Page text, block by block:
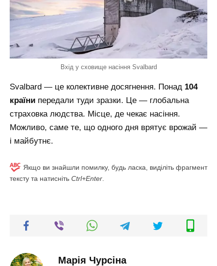
Вхід у сховище насіння Svalbard
Svalbard — це колективне досягнення. Понад 104
країни передали туди зразки. Це — глобальна
страховка людства. Місце, де чекає насіння.
Можливо, саме те, що одного дня врятує врожай —
і майбутнє.
Якщо ви знайшли помилку, будь ласка, виділіть фрагмент
тексту та натисніть Ctrl+Enter
Марія Чурсіна